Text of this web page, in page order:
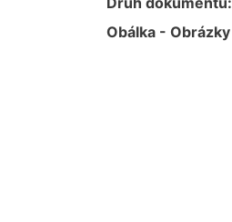
Obálka - Obrázky